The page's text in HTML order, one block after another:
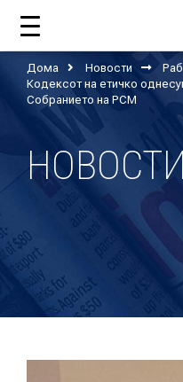
ДОМА
ЗА НАС
ШТО РАБОТИ ЦУП?
НАШИОТ ТИМ
НАШИ ПОДДРЖУВАЧИ
Дома Новости
Кодексот на етичко
Собранието на РСМ
НОВОСТИ